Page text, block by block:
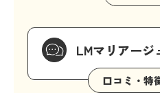
LMマリアー